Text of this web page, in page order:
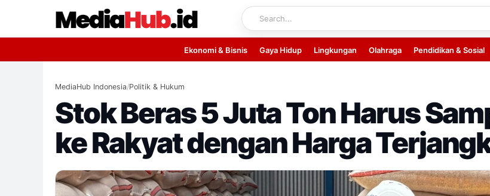
content
Ekonomi & Bisnis Gaya Hidup Lingkungan Olahraga Pendidikan & Sosial
MediaHub Indonesia/Politik & Hukum
Stok Beras 5 Juta Ton Harus
ke Rakyat dengan Harga